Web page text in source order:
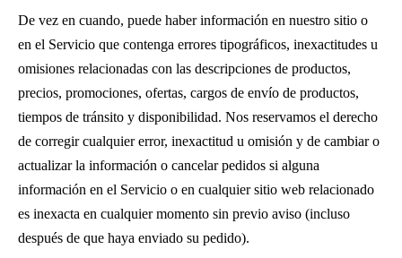
De vez en cuando, puede haber información en nuestro sitio o
en el Servicio que contenga errores tipográficos, inexactitudes u
omisiones relacionadas con las descripciones de productos,
precios, promociones, ofertas, cargos de envío de productos,
tiempos de tránsito y disponibilidad. Nos reservamos el derecho
de corregir cualquier error, inexactitud u omisión y de cambiar o
actualizar la información o cancelar pedidos si alguna
información en el Servicio o en cualquier sitio web relacionado
es inexacta en cualquier momento sin previo aviso (incluso
después de que haya enviado su pedido).